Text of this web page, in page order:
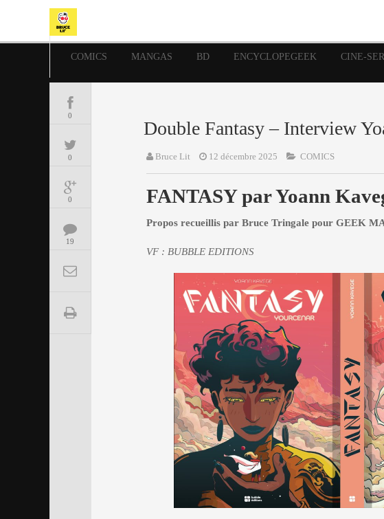
COMICS MANGAS BD ENCYCLOPEGEEK CINE-
0
0
0
19
Double Fantasy – Interview
Bruce Lit 12 décembre 2025 COMICS
FANTASY par Yoann
Propos recueillis par Bruce Tringale pour GEEK
VF : BUBBLE EDITIONS